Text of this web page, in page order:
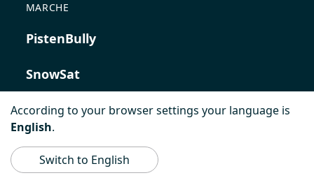
MARCHE
PistenBully
SnowSat
PowerBully
BeachTech
According to your browser settings your language is
English.
Switch to English